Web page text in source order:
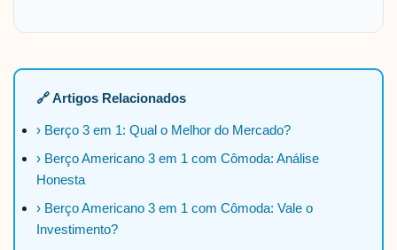
🔗 Artigos Relacionados
› Berço 3 em 1: Qual o Melhor do Mercado?
› Berço Americano 3 em 1 com Cômoda: Análise
Honesta
› Berço Americano 3 em 1 com Cômoda: Vale o
Investimento?